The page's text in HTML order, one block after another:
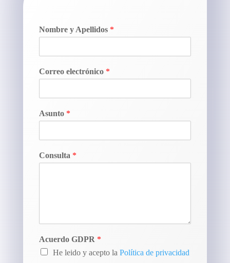
Nombre y Apellidos *
Correo electrónico *
Asunto *
Consulta *
Acuerdo GDPR *
He leido y acepto la Política de privacidad